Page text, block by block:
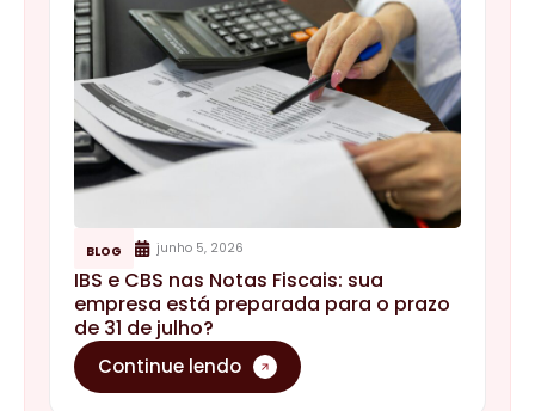
BLOG junho 5, 2026
IBS e CBS nas Notas Fiscais: sua
empresa está preparada para o prazo
de 31 de julho?
Continue lendo